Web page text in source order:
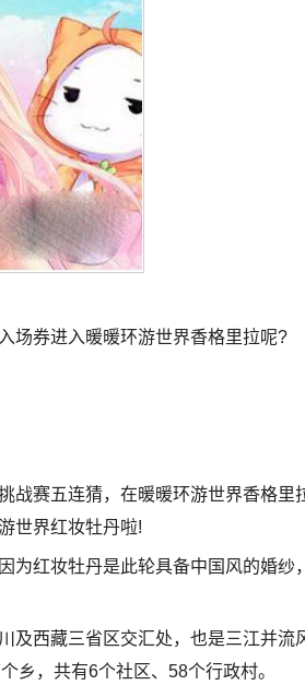
场券进入暖暖环游世界香格里拉呢?
战赛五连猜，在暖暖环游世界香格里
世界红妆牡丹啦!
红妆牡丹是此轮具备中国风的婚纱，
及西藏三省区交汇处，也是三江并流
乡，共有6个社区、58个行政村。